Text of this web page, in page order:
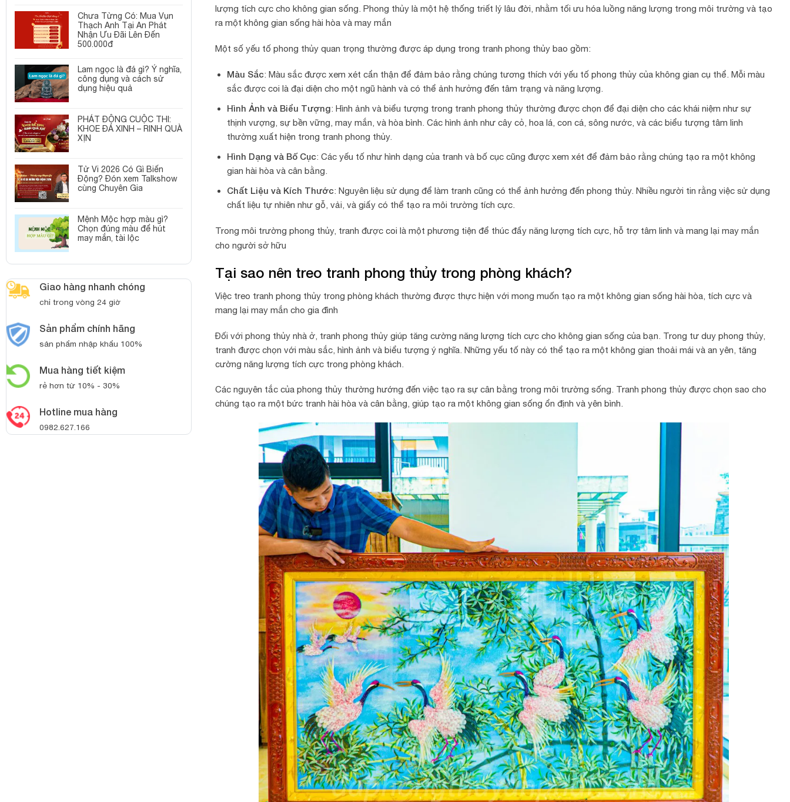
Chưa Từng Có: Mua Vụn
Thạch Anh Tại An Phát
Nhận Ưu Đãi Lên Đến
500.000đ
Lam ngọc là đá gì? Ý nghĩa,
công dụng và cách sử
dụng hiệu quả
PHÁT ĐỘNG CUỘC THI:
KHOE ĐÁ XINH – RINH QUÀ
XỊN
Tử Vi 2026 Có Gì Biến
Động? Đón xem Talkshow
cùng Chuyên Gia
Mệnh Mộc hợp màu gì?
Chọn đúng màu để hút
may mắn, tài lộc
Giao hàng nhanh chóng
chỉ trong vòng 24 giờ
Sản phẩm chính hãng
sản phẩm nhập khẩu 100%
Mua hàng tiết kiệm
rẻ hơn từ 10% - 30%
Hotline mua hàng
0982.627.166
lượng tích cực cho không gian sống. Phong thủy là một hệ thống triết lý lâu đời, nhằm tối ưu hóa luồng năng lượng trong môi trường và tạo
ra một không gian sống hài hòa và may mắn
Một số yếu tố phong thủy quan trọng thường được áp dụng trong tranh phong thủy bao gồm:
Màu Sắc: Màu sắc được xem xét cẩn thận để đảm bảo rằng chúng tương thích với yếu tố phong thủy của không gian cụ thể. Mỗi màu
sắc được coi là đại diện cho một ngũ hành và có thể ảnh hưởng đến tâm trạng và năng lượng.
Hình Ảnh và Biểu Tượng: Hình ảnh và biểu tượng trong tranh phong thủy thường được chọn để đại diện cho các khái niệm như sự
thịnh vượng, sự bền vững, may mắn, và hòa bình. Các hình ảnh như cây cỏ, hoa lá, con cá, sông nước, và các biểu tượng tâm linh
thường xuất hiện trong tranh phong thủy.
Hình Dạng và Bố Cục: Các yếu tố như hình dạng của tranh và bố cục cũng được xem xét để đảm bảo rằng chúng tạo ra một không
gian hài hòa và cân bằng.
Chất Liệu và Kích Thước: Nguyên liệu sử dụng để làm tranh cũng có thể ảnh hưởng đến phong thủy. Nhiều người tin rằng việc sử dụng
chất liệu tự nhiên như gỗ, vải, và giấy có thể tạo ra môi trường tích cực.
Trong môi trường phong thủy, tranh được coi là một phương tiện để thúc đẩy năng lượng tích cực, hỗ trợ tâm linh và mang lại may mắn
cho người sở hữu
Tại sao nên treo tranh phong thủy trong phòng khách?
Việc treo tranh phong thủy trong phòng khách thường được thực hiện với mong muốn tạo ra một không gian sống hài hòa, tích cực và
mang lại may mắn cho gia đình
Đối với phong thủy nhà ở, tranh phong thủy giúp tăng cường năng lượng tích cực cho không gian sống của bạn. Trong tư duy phong thủy,
tranh được chọn với màu sắc, hình ảnh và biểu tượng ý nghĩa. Những yếu tố này có thể tạo ra một không gian thoải mái và an yên, tăng
cường năng lượng tích cực trong phòng khách.
Các nguyên tắc của phong thủy thường hướng đến việc tạo ra sự cân bằng trong môi trường sống. Tranh phong thủy được chọn sao cho
chúng tạo ra một bức tranh hài hòa và cân bằng, giúp tạo ra một không gian sống ổn định và yên bình.